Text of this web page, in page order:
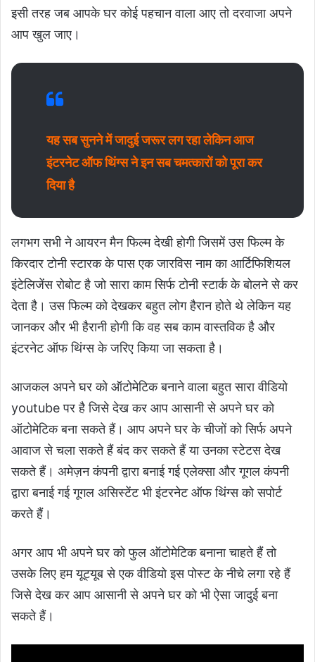
इसी तरह जब आपके घर कोई पहचान वाला आए तो दरवाजा अपने
आप खुल जाए।
यह सब सुनने में जादुई जरूर लग रहा लेकिन आज
इंटरनेट ऑफ थिंग्स ने इन सब चमत्कारों को पूरा कर
दिया है
लगभग सभी ने आयरन मैन फिल्म देखी होगी जिसमें उस फिल्म के
किरदार टोनी स्टारक के पास एक जारविस नाम का आर्टिफिशियल
इंटेलिजेंस रोबोट है जो सारा काम सिर्फ टोनी स्टार्क के बोलने से कर
देता है। उस फिल्म को देखकर बहुत लोग हैरान होते थे लेकिन यह
जानकर और भी हैरानी होगी कि वह सब काम वास्तविक है और
इंटरनेट ऑफ थिंग्स के जरिए किया जा सकता है।
आजकल अपने घर को ऑटोमेटिक बनाने वाला बहुत सारा वीडियो
youtube पर है जिसे देख कर आप आसानी से अपने घर को
ऑटोमेटिक बना सकते हैं। आप अपने घर के चीजों को सिर्फ अपने
आवाज से चला सकते हैं बंद कर सकते हैं या उनका स्टेटस देख
सकते हैं। अमेज़न कंपनी द्वारा बनाई गई एलेक्सा और गूगल कंपनी
द्वारा बनाई गई गूगल असिस्टेंट भी इंटरनेट ऑफ थिंग्स को सपोर्ट
करते हैं।
अगर आप भी अपने घर को फुल ऑटोमेटिक बनाना चाहते हैं तो
उसके लिए हम यूट्यूब से एक वीडियो इस पोस्ट के नीचे लगा रहे हैं
जिसे देख कर आप आसानी से अपने घर को भी ऐसा जादुई बना
सकते हैं।